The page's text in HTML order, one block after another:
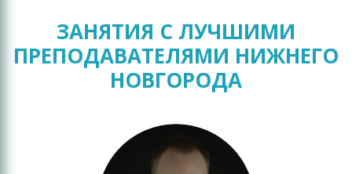
ЗАНЯТИЯ С ЛУЧШИМИ
ПРЕПОДАВАТЕЛЯМИ НИЖНЕГО
НОВГОРОДА